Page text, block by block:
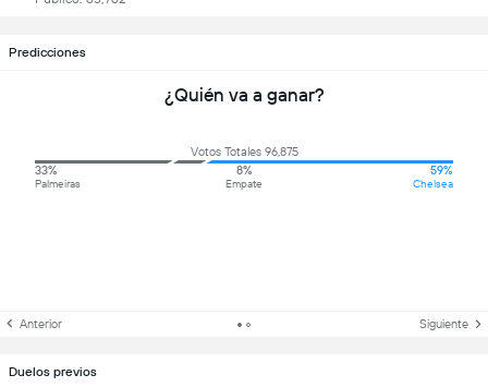
Predicciones
¿Quién va a ganar?
Votos Totales 96,875
33%
Palmeiras
8%
Empate
59%
Chelsea
Anterior Siguiente
Duelos previos